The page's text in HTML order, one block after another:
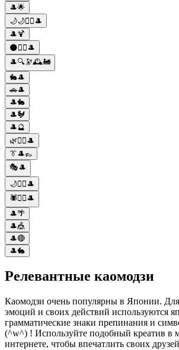
🎩🌟
🌙🌙🧙‍♀️🎩
🎩🍹
🌑🧙‍♀️🎩
🎩🔍🔭🕰️🚂
🐇🎩
🚗🎩
🎩🐇
🎩🐓
🎩🔮
🌿🧙‍♀️🎩
👔🎩👞
🎭🎩
🌙🧙‍♀️🎩
🕷️🧙‍♀️🎩
🎩🌴
🎩🎪
🎩🔴
🎩🐇
Релевантные каомодзи
Каомодзи очень популярны в Японии.
эмоций и своих действий используются
грамматические знаки препинания и
(^w^) ! Используйте подобный креатив в
интернете, чтобы впечатлить своих